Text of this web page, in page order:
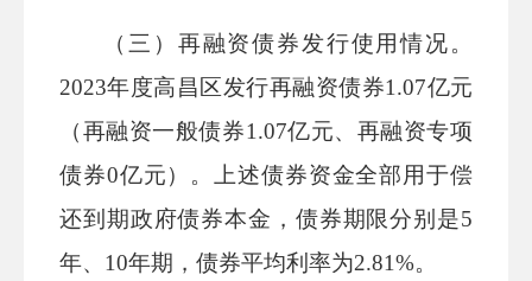
（三）再融资债券发行使用情况。
2023年度高昌区 发行再融资债券1.07亿元
（再融资一般债券1.07亿元、再融资专项
债券0亿元）。上述债券资金全部用于偿
还到期政府债券本金，债券期限分别是5
年、 10年期，债券平均利率为2.81%。